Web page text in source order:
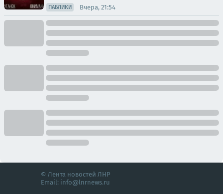
ПАБЛИКИ Вчера, 21:54
© Лента новостей ЛНР
Email: info@lnrnews.ru